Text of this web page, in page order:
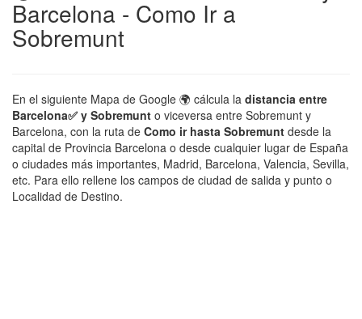
Barcelona - Como Ir a
Sobremunt
En el siguiente Mapa de Google 🌍 cálcula la distancia entre
Barcelona✅ y Sobremunt o viceversa entre Sobremunt y
Barcelona, con la ruta de Como ir hasta Sobremunt desde la
capital de Provincia Barcelona o desde cualquier lugar de España
o ciudades más importantes, Madrid, Barcelona, Valencia, Sevilla,
etc. Para ello rellene los campos de ciudad de salida y punto o
Localidad de Destino.